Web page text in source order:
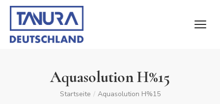
Aquasolution H%15
Startseite / Aquasolution H%15